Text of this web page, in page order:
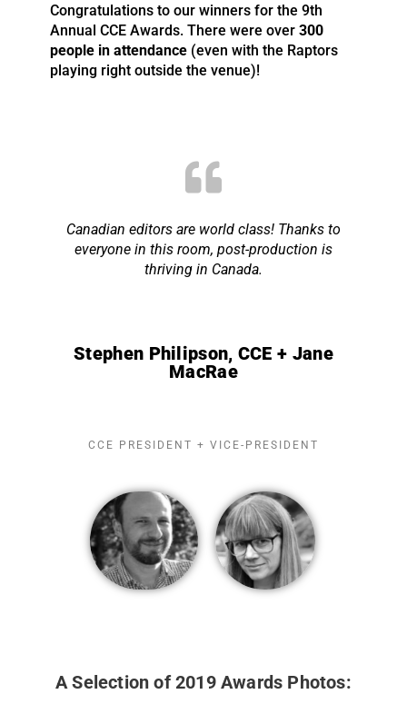
Congratulations to our winners for the 9th
Annual CCE Awards. There were over 300
people in attendance (even with the Raptors
playing right outside the venue)!
Canadian editors are world class! Thanks to
everyone in this room, post-production is
thriving in Canada.
Stephen Philipson, CCE + Jane
MacRae
CCE PRESIDENT + VICE-PRESIDENT
A Selection of 2019 Awards Photos: